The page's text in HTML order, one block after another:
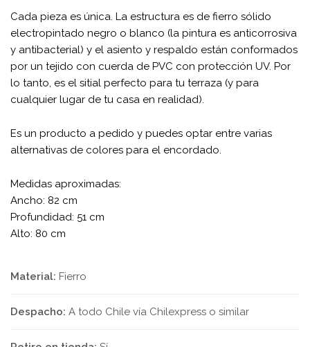
Cada pieza es única. La estructura es de fierro sólido
electropintado negro o blanco (la pintura es anticorrosiva
y antibacterial) y el asiento y respaldo están conformados
por un tejido con cuerda de PVC con protección UV. Por
lo tanto, es el sitial perfecto para tu terraza (y para
cualquier lugar de tu casa en realidad).
Es un producto a pedido y puedes optar entre varias
alternativas de colores para el encordado.
Medidas aproximadas:
Ancho: 82 cm
Profundidad: 51 cm
Alto: 80 cm
Material: Fierro
Despacho: A todo Chile vía Chilexpress o similar